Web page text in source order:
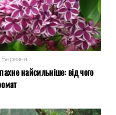
найсильніше: від чого